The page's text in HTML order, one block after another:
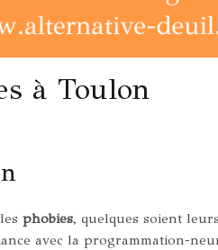
à Toulon
phobies, quelques soient
avec la programmation-